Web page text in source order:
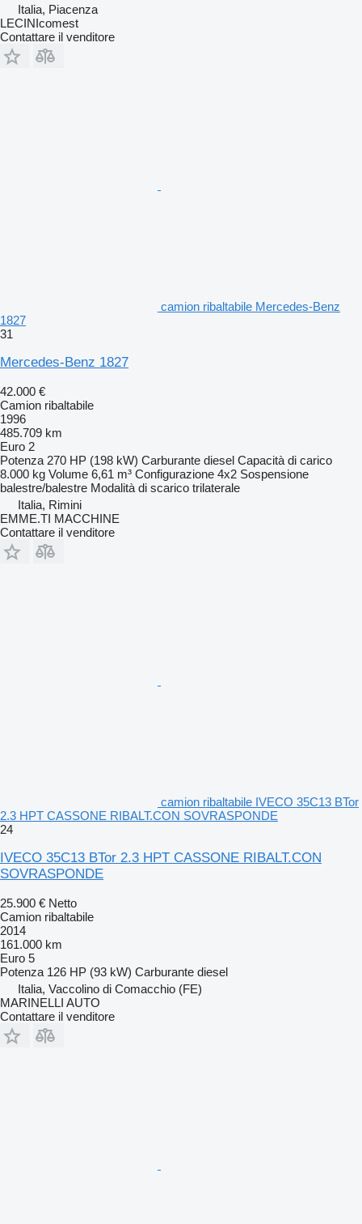
Italia, Piacenza
LECINIcomest
Contattare il venditore
camion ribaltabile Mercedes-Benz
1827
31
Mercedes-Benz 1827
42.000 €
Camion ribaltabile
1996
485.709 km
Euro 2
Potenza 270 HP (198 kW) Carburante diesel Capacità di carico
8.000 kg Volume 6,61 m³ Configurazione 4x2 Sospensione
balestre/balestre Modalità di scarico trilaterale
Italia, Rimini
EMME.TI MACCHINE
Contattare il venditore
camion ribaltabile IVECO 35C13 BTor
2.3 HPT CASSONE RIBALT.CON SOVRASPONDE
24
IVECO 35C13 BTor 2.3 HPT CASSONE RIBALT.CON
SOVRASPONDE
25.900 € Netto
Camion ribaltabile
2014
161.000 km
Euro 5
Potenza 126 HP (93 kW) Carburante diesel
Italia, Vaccolino di Comacchio (FE)
MARINELLI AUTO
Contattare il venditore